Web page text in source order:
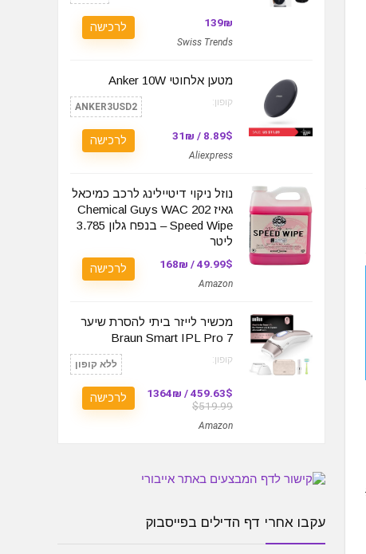
139₪
Swiss Trends
לרכישה
מטען אלחוטי Anker 10W
קופון: ANKER3USD2
8.89$ / 31₪
Aliexpress
לרכישה
נוזל ניקוי דיטיילינג לרכב כמיכאל
גאיז Chemical Guys WAC 202
Speed Wipe – בנפח גלון 3.785
ליטר
49.99$ / 168₪
Amazon
לרכישה
מכשיר לייזר ביתי להסרת שיער
Braun Smart IPL Pro 7
קופון: ללא קופון
459.63$ / 1364₪
$519.99
Amazon
לרכישה
עקבו אחרי דף הדילים בפייסבוק